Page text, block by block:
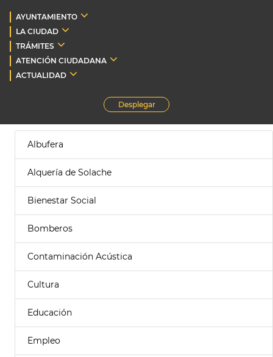
AYUNTAMIENTO
LA CIUDAD
TRÁMITES
ATENCIÓN CIUDADANA
ACTUALIDAD
Desplegar
Albufera
Alquería de Solache
Bienestar Social
Bomberos
Contaminación Acústica
Cultura
Educación
Empleo